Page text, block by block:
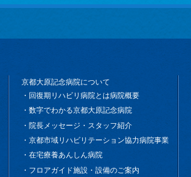
京都大原記念病院について
回復期リハビリ病院とは病院概要
数字でわかる京都大原記念病院
院長メッセージ・スタッフ紹介
京都市域リハビリテーション協力病院事業
在宅療養あんしん病院
フロアガイド施設・設備のご案内